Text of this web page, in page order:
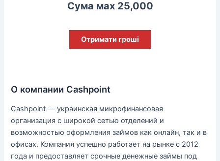
Сума мах 25,000
Отримати гроші
О компании Cashpoint
Cashpoint — украинская микрофинансовая
организация с широкой сетью отделений и
возможностью оформления займов как онлайн, так и в
офисах. Компания успешно работает на рынке с 2012
года и предоставляет срочные денежные займы под